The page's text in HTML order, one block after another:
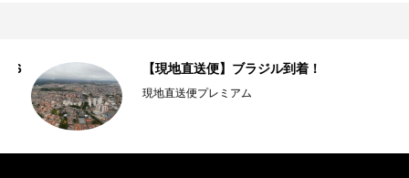
【現地直送便】ブラジル到着！
現地直送便プレミアム